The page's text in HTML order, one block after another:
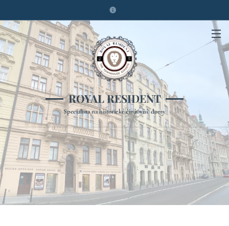
ROYAL RESIDENT
Specialista na historické činžovní domy